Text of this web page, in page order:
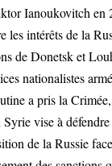
Ianoukovitch en
les intérêts de la
de Donetsk et
nationalistes
a pris la
Syrie vise à
de la Russie